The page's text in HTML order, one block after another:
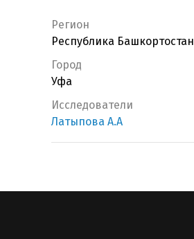
Регион
Республика Башкортостан
Город
Уфа
Исследователи
Латыпова А.А